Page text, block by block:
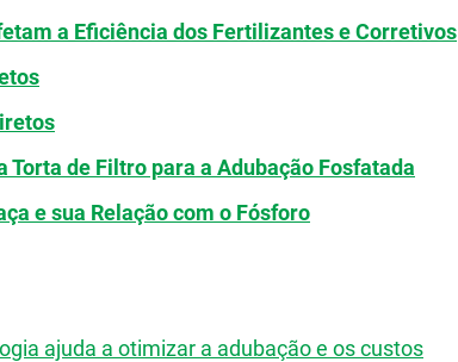
a Eficiência dos Fertilizantes e Corretivos
Torta de Filtro para a Adubação Fosfatada
e sua Relação com o Fósforo
ajuda a otimizar a adubação e os custos